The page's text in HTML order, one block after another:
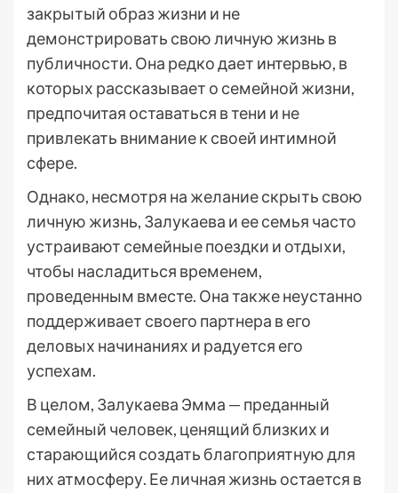
закрытый образ жизни и не
демонстрировать свою личную жизнь в
публичности. Она редко дает интервью, в
которых рассказывает о семейной жизни,
предпочитая оставаться в тени и не
привлекать внимание к своей интимной
сфере.
Однако, несмотря на желание скрыть свою
личную жизнь, Залукаева и ее семья часто
устраивают семейные поездки и отдыхи,
чтобы насладиться временем,
проведенным вместе. Она также неустанно
поддерживает своего партнера в его
деловых начинаниях и радуется его
успехам.
В целом, Залукаева Эмма — преданный
семейный человек, ценящий близких и
старающийся создать благоприятную для
них атмосферу. Ее личная жизнь остается в